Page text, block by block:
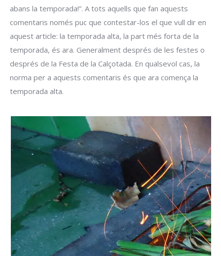
abans la temporada!”. A tots aquells que fan aquests
comentaris només puc que contestar-los el que vull dir en
aquest article: la temporada alta, la part més forta de la
temporada, és ara. Generalment després de les festes o
després de la Festa de la Calçotada. En qualsevol cas, la
norma per a aquests comentaris és que ara comença la
temporada alta.